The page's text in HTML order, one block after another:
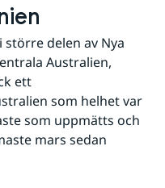
delen av Nya
Australien,
ett
som helhet var
som uppmätts och
mars sedan